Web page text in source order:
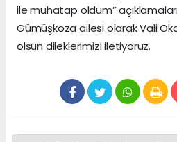
ile muhatap oldum”
Gümüşkoza ailesi olarak Vali
olsun dileklerimizi iletiyoruz.